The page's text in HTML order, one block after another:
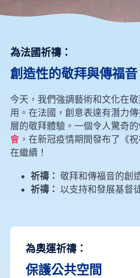
為法國祈禱：
創造性的敬拜與傳福音
今天，我們強調藝術和文化在
用。在法國，創意表達有潛力
層的敬拜體驗。一個令人驚奇
會 ，在新冠疫情期間發布了《
在繼續！
祈禱： 敬拜和傳福音的創
祈禱： 以支持和發展基督
為奧運祈禱：
保護公共空間